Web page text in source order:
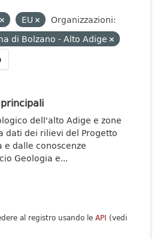
EU
Organizzazioni:
di Bolzano - Alto Adige
dell'alto Adige e zone
dati dei rilievi del Progetto
e dalle conoscenze
Geologia e...
al registro usando le API (vedi